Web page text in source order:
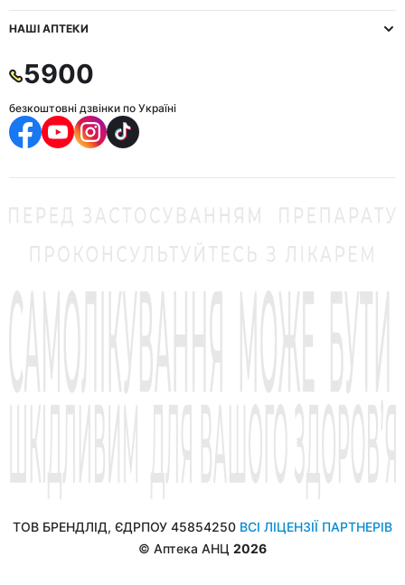
НАШІ АПТЕКИ
5900
безкоштовні дзвінки по Україні
ТОВ БРЕНДЛІД, ЄДРПОУ 45854250 ВСІ ЛІЦЕНЗІЇ ПАРТНЕРІВ
© Аптека АНЦ 2026